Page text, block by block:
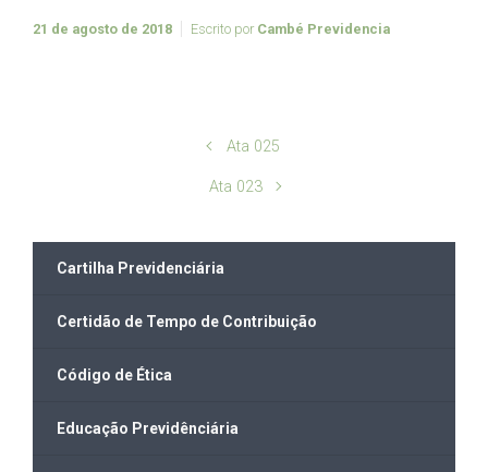
21 de agosto de 2018 Escrito por Cambé Previdencia
Ata 025
Ata 023
Cartilha Previdenciária
Certidão de Tempo de Contribuição
Código de Ética
Educação Previdênciária